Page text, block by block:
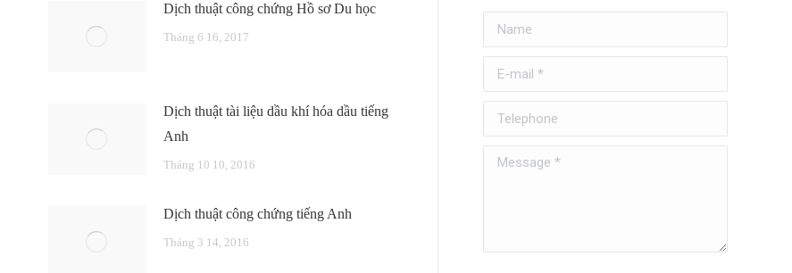
Dịch thuật công chứng Hồ sơ Du học
Tháng 6 16, 2017
Dịch thuật tài liệu dầu khí hóa dầu tiếng
Anh
Tháng 10 10, 2016
Dịch thuật công chứng tiếng Anh
Tháng 3 14, 2016
Name
E-mail *
Telephone
Message *